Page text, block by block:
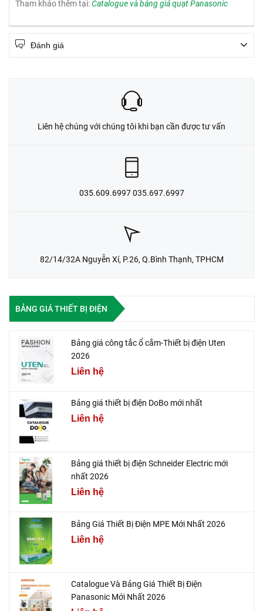
Tham khảo thêm tại:Catalogue và bảng giá quạt Panasonic
Đánh giá
Liên hệ chúng với chúng tôi khi bạn cần được tư vấn
035.609.6997 035.697.6997
82/14/32A Nguyễn Xí, P.26, Q.Bình Thạnh, TPHCM
BẢNG GIÁ THIẾT BỊ ĐIỆN
Bảng giá công tắc ổ cắm-Thiết bị điện Uten
2026
Liên hệ
Bảng giá thiết bị điện DoBo mới nhất
Liên hệ
Bảng giá thiết bị điện Schneider Electric mới
nhất 2026
Liên hệ
Bảng Giá Thiết Bị Điện MPE Mới Nhất 2026
Liên hệ
Catalogue Và Bảng Giá Thiết Bị Điện
Panasonic Mới Nhất 2026